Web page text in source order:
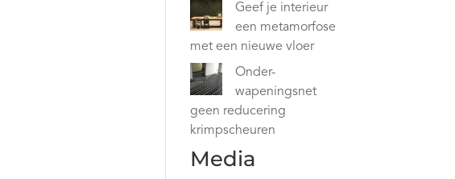
Geef je interieur
een metamorfose
met een nieuwe vloer
Onder-
wapeningsnet
geen reducering
krimpscheuren
Media